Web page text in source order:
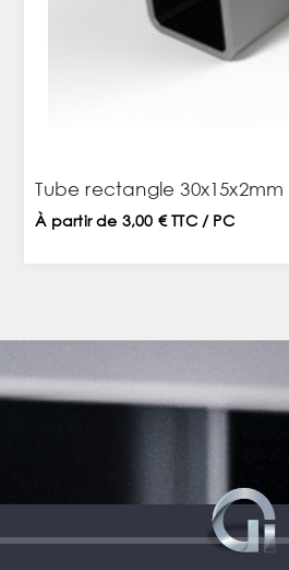
Tube rectangle
À partir de 3,00 € TTC / PC